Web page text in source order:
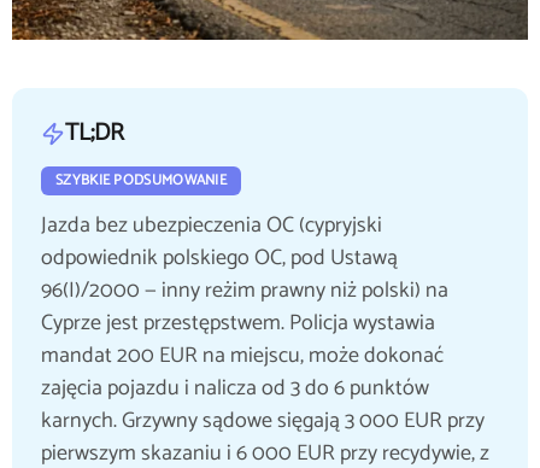
TL;DR
SZYBKIE PODSUMOWANIE
Jazda bez ubezpieczenia OC (cypryjski
odpowiednik polskiego OC, pod Ustawą
96(I)/2000 — inny reżim prawny niż polski) na
Cyprze jest przestępstwem. Policja wystawia
mandat 200 EUR na miejscu, może dokonać
zajęcia pojazdu i nalicza od 3 do 6 punktów
karnych. Grzywny sądowe sięgają 3 000 EUR przy
pierwszym skazaniu i 6 000 EUR przy recydywie, z